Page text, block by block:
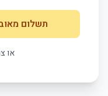
תשלום
או